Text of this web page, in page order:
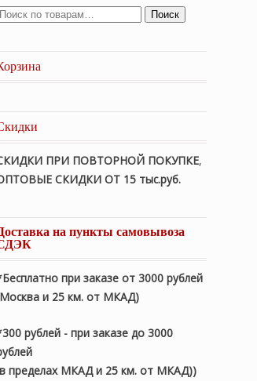
Покрывало-Плед 100%
Поиск
ПРИ ПОВТОРНОЙ ПОКУПКЕ,
СКИДКИ ОТ 15 тыс.руб.
на пункты самовывоза
при заказе от 3000 рублей
и 25 км. от МКАД)
рублей - при заказе до 3000
пределах МКАД и 25 км. от МКАД))